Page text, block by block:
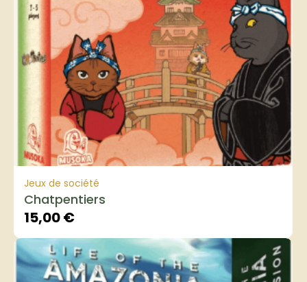
Jeux de société
Chatpentiers
15,00€